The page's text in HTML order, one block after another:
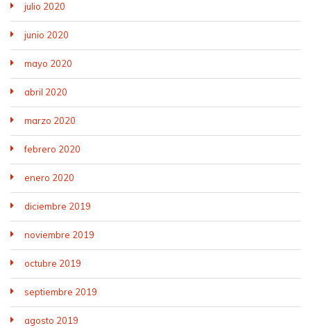
julio 2020
junio 2020
mayo 2020
abril 2020
marzo 2020
febrero 2020
enero 2020
diciembre 2019
noviembre 2019
octubre 2019
septiembre 2019
agosto 2019